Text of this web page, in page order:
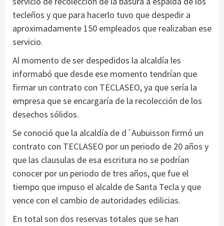
tecleños y que para hacerlo tuvo que despedir a
aproximadamente 150 empleados que realizaban ese
servicio.
Al momento de ser despedidos la alcaldía les
informabó que desde ese momento tendrían que
firmar un contrato con TECLASEO, ya que sería la
empresa que se encargaría de la recolección de los
desechos sólidos.
Se conoció que la alcaldía de d´Aubuisson firmó un
contrato con TECLASEO por un periodo de 20 años y
que las clausulas de esa escritura no se podrían
conocer por un periodo de tres años, que fue el
tiempo que impuso el alcalde de Santa Tecla y que
vence con el cambio de autoridades edilicias.
En total son dos reservas totales que se han